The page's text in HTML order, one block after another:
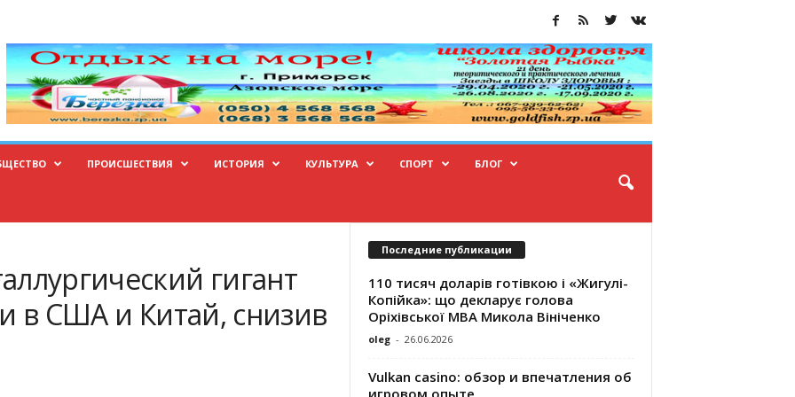
ПРОИСШЕСТВИЯ ИСТОРИЯ КУЛЬТУРА СПОРТ БЛОГ
гигант
в США и Китай, снизив
Последние публикации
110 тисяч доларів готівкою і «Жигулі-
Копійка»: що декларує голова
Оріхівської МВА Микола Вініченко
oleg - 26.06.2026
Vulkan casino: обзор и впечатления об
игровом опыте